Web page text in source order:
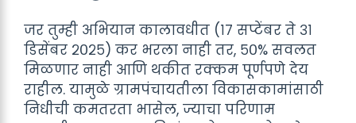
जर तुम्ही अभियान कालावधीत (१७ सप्टेंबर ते ३१
डिसेंबर २०२५) कर भरला नाही तर, ५०% सवलत
मिळणार नाही आणि थकीत रक्कम पूर्णपणे देय
राहील. यामुळे ग्रामपंचायतीला विकासकामांसाठी
निधीची कमतरता भासेल, ज्याचा परिणाम